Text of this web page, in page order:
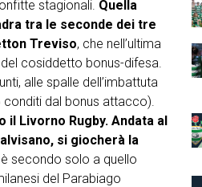
stagionali. Quella
tra le seconde dei tre
Treviso, che nell’ultima
cosiddetto bonus-difesa.
alle spalle dell’imbattuta
dal bonus attacco).
Livorno Rugby. Andata al
si giocherà la
secondo solo a quello
del Parabiago